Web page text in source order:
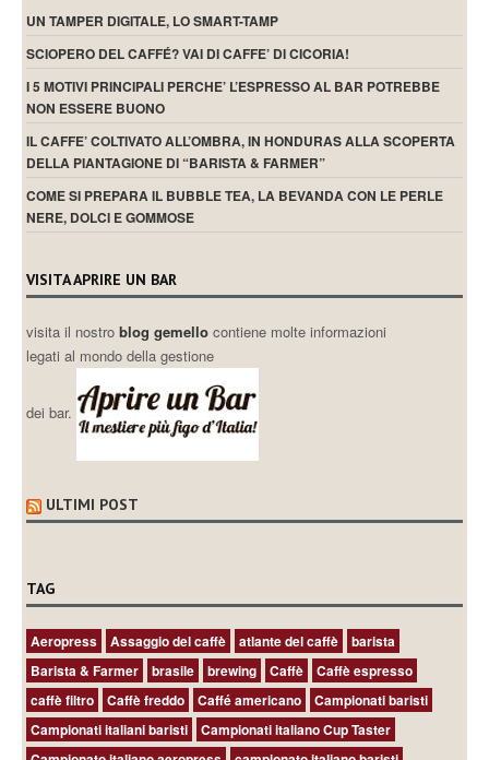
UN TAMPER DIGITALE, LO SMART-TAMP
SCIOPERO DEL CAFFÉ? VAI DI CAFFE’ DI CICORIA!
I 5 MOTIVI PRINCIPALI PERCHE’ L’ESPRESSO AL BAR POTREBBE
NON ESSERE BUONO
IL CAFFE’ COLTIVATO ALL’OMBRA, IN HONDURAS ALLA SCOPERTA
DELLA PIANTAGIONE DI “BARISTA & FARMER”
COME SI PREPARA IL BUBBLE TEA, LA BEVANDA CON LE PERLE
NERE, DOLCI E GOMMOSE
VISITA APRIRE UN BAR
visita il nostroblog gemellocontiene molte informazioni
legati al mondo della gestione
dei bar.
ULTIMI POST
TAG
Aeropress Assaggio del caffè atlante del caffè
barista
Barista & Farmer
brasile brewing Caffè
Caffè espresso
caffè filtro
Caffè freddo Caffé americano
Campionati baristi
Campionati italiani baristi
Campionati italiano Cup Taster